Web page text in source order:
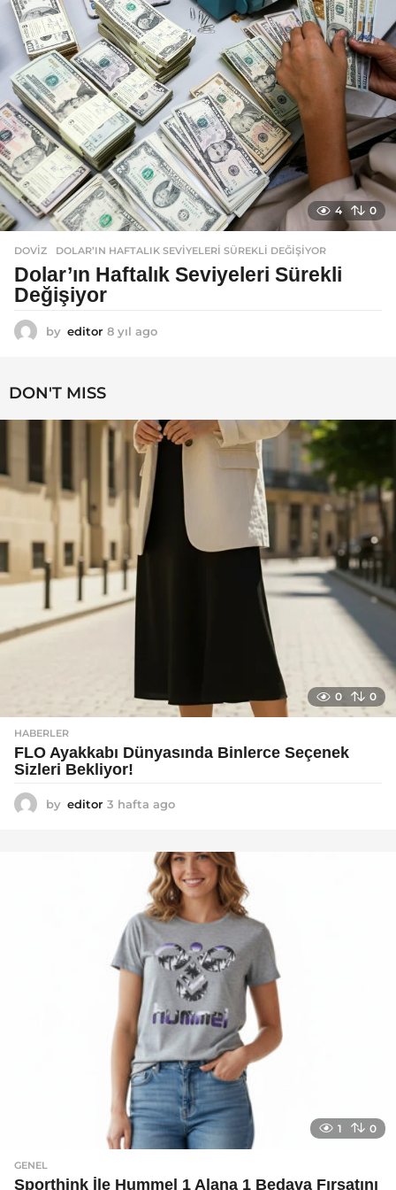
o
4 0
DOVIZ DOLAR’IN HAFTALIK SEVIYELERI SÜREKLI DEĞIŞIYOR
Dolar’ın Haftalık Seviyeleri Sürekli
Değişiyor
by editor 8 yıl ago
o
DON'T MISS
0 0
HABERLER
FLO Ayakkabı Dünyasında Binlerce Seçenek
Sizleri Bekliyor!
by editor 3 hafta ago
a
g
o
1 0
GENEL
Sporthink İle Hummel 1 Alana 1 Bedava Fırsatını